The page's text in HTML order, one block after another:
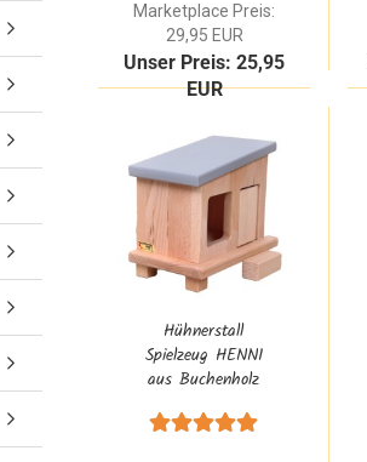
Marketplace Preis:
29,95 EUR
Unser Preis: 25,95
EUR
Hühnerstall
Spielzeug HENNI
aus Buchenholz
Zubehör für den